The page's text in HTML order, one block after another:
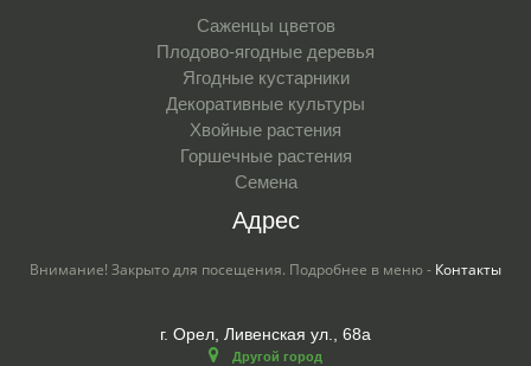
Саженцы цветов
Плодово-ягодные деревья
Ягодные кустарники
Декоративные культуры
Хвойные растения
Горшечные растения
Семена
Адрес
Внимание! Закрыто для посещения. Подробнее в меню - Контакты
г. Орел, Ливенская ул., 68а
Другой город